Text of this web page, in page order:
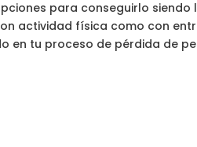
para conseguirlo siendo
actividad física como con
en tu proceso de pérdida de